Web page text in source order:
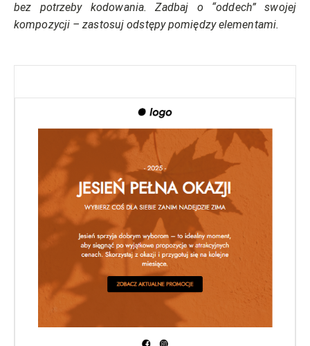
bez potrzeby kodowania. Zadbaj o “oddech” swojej
kompozycji – zastosuj odstępy pomiędzy elementami.